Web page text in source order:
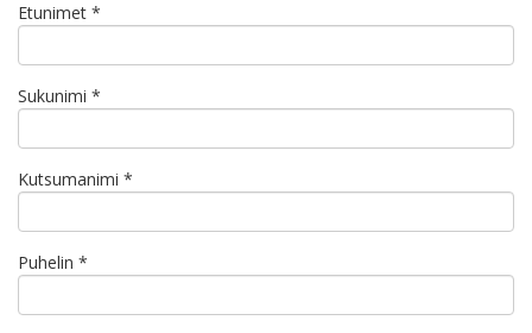
Etunimet *
Sukunimi *
Kutsumanimi *
Puhelin *